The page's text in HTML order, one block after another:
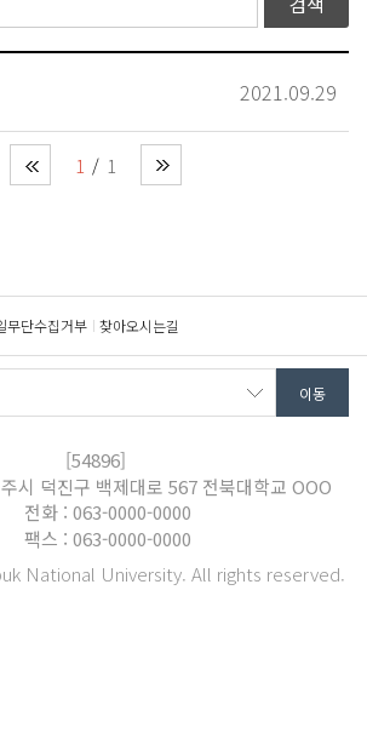
2021.09.29
1 1
무단수집거부 찾아오시는길
[54896]
시 덕진구 백제대로 567 전북대학교 OOO
전화 : 063-0000-0000
팩스 : 063-0000-0000
National University. All rights reserved.